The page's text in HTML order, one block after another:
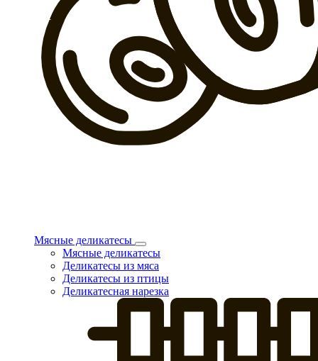
Мясные деликатесы
Мясные деликатесы
Деликатесы из мяса
Деликатесы из птицы
Деликатесная нарезка